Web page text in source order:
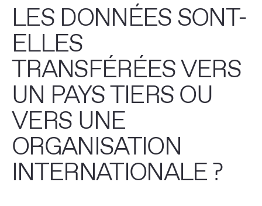
LES DONNÉES SONT-
ELLES
TRANSFÉRÉES VERS
UN PAYS TIERS OU
VERS UNE
ORGANISATION
INTERNATIONALE ?